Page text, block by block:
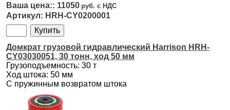
11050
HRH-CY0200001
Домкрат грузовой гидравлический Harrison HRH-
CY03030051, 30 тонн, ход 50 мм
Грузоподъемность: 30 т
Ход штока: 50 мм
С пружинным возвратом штока